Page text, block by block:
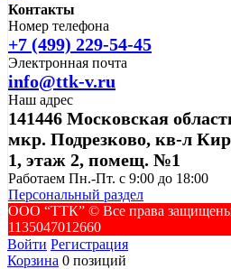
Контакты
Номер телефона
+7 (499) 229-54-45
Электронная почта
info@ttk-v.ru
Наш адрес
141446 Московская
мкр. Подрезково, кв-л
1, этаж 2, помещ. №1
Работаем Пн.-Пт. с 9:00 до 18:00
Персональный раздел
ООО “ТТК” ©️ Все права
1135047012660
Войти Регистрация
Корзина 0 позиций